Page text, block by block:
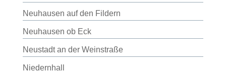
Neuhausen auf den Fildern
Neuhausen ob Eck
Neustadt an der Weinstraße
Niedernhall